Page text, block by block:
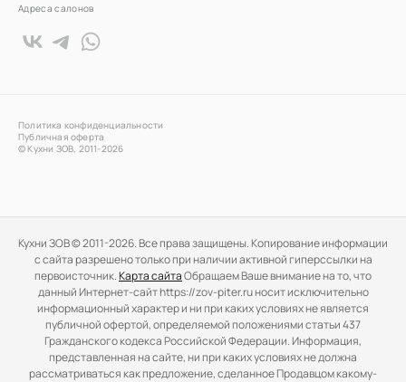
Адреса салонов
Политика конфиденциальности
Публичная оферта
© Кухни ЗОВ, 2011-2026
Кухни ЗОВ © 2011-2026. Все права защищены. Копирование информации
c сайта разрешено только при наличии активной гиперссылки на
первоисточник.Карта сайтаОбращаем Ваше внимание на то, что
данный Интернет-сайт https://zov-piter.ru носит исключительно
информационный характер и ни при каких условиях не является
публичной офертой, определяемой положениями статьи 437
Гражданского кодекса Российской Федерации. Информация,
представленная на сайте, ни при каких условиях не должна
рассматриваться как предложение, сделанное Продавцом какому-